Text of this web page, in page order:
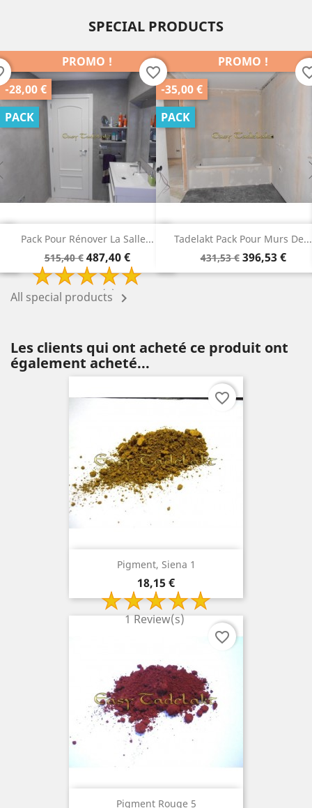
SPECIAL PRODUCTS
Rénover La Salle...
Prix
487,40 €
2 Review(s)
PROMO !
favorite_border
Tadelakt Pack Pour Murs De...
de
Prix
396,53 €
PROMO !
-35,00 €
PACK
favorite_border
-25,00 €
All special products 
Les clients qui ont acheté ce produit ont
également acheté...
Pigment, Siena 1
Prix
18,15 €
1 Review(s)
favorite_border
Pigment Rouge 5
favorite_border